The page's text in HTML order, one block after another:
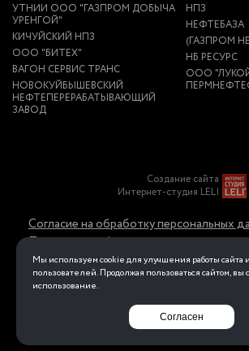
УТНИИ ООО "ГАЗПРОМ ДОБЫЧА
УРЕНГОЙ"
КИЧУЙСКИЙ НПЗ
ООО "БИТЕХ"
ВАГОН СЕРВИС ТРАНС
НОВОКУЙБЫШЕВСКИЙ
НЕФТЕПЕРЕРАБАТЫВАЮЩИЙ
ЗАВОД
НПЗ
НЕФТЕБАЗА
(ГАЗПРОМ
НБ РЕСУРС
ООО
Создание сайта
Интернет-студия LELI
Согласие на обработку персональных
Политика конфиденциальности в
обработки персональных данных
Перейти на полную версию
Мы используем cookie для улучшения работы сайта и
пользователей. Продолжая пользоваться сайтом, вы
использование.
Согласен